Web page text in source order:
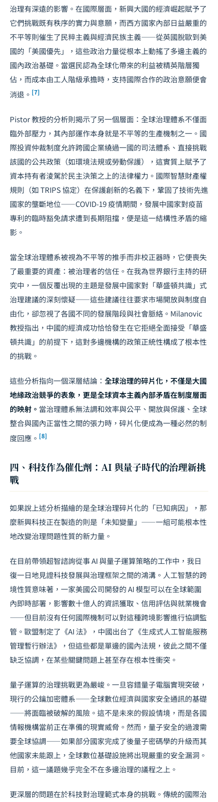
治理有深遠的影響。在國際層面，新興大國的經濟崛起賦予了
它們挑戰既有秩序的實力與意願，而西方國家內部日益嚴重的
不平等則催生了民粹主義與經濟民族主義——從英國脫歐到美
國的「美國優先」，這些政治力量從根本上動搖了多邊主義的
國內政治基礎。當選民認為全球化帶來的利益被精英階層獨
佔，而成本由工人階級承擔時，支持國際合作的政治意願便會
消退。 [7]
Pistor 教授的分析則揭示了另一個層面：全球治理體系不僅面
臨外部壓力，其內部運作本身就是不平等的生產機制之一。國
際投資仲裁制度允許跨國企業繞過一國的司法體系、直接挑戰
該國的公共政策（如環境法規或勞動保護），這實質上賦予了
資本持有者淩駕於民主決策之上的法律權力。國際智慧財產權
規則（如 TRIPS 協定）在保護創新的名義下，鞏固了技術先進
國家的壟斷地位——COVID-19 疫情期間，發展中國家對疫苗
專利的臨時豁免請求遭到長期阻擋，便是這一結構性矛盾的縮
影。
當全球治理體系被視為不平等的推手而非校正器時，它便喪失
了最重要的資產：被治理者的信任。在我為世界銀行主持的研
究中，一個反覆出現的主題是發展中國家對「華盛頓共識」式
治理建議的深刻懷疑——這些建議往往要求市場開放與制度自
由化，卻忽視了各國不同的發展階段與社會脈絡。Milanovic
教授指出，中國的經濟成功恰恰發生在它拒絕全面接受「華盛
頓共識」的前提下，這對多邊機構的政策正統性構成了根本性
的挑戰。
這些分析指向一個深層結論： 全球治理的碎片化，不僅是大國
地緣政治競爭的表象，更是全球資本主義內部矛盾在制度層面
的映射。 當治理體系無法調和效率與公平、開放與保護、全球
整合與國內正當性之間的張力時，碎片化便成為一種必然的制
度回應。 [8]
四、科技作為催化劑：AI 與量子時代的治理新挑
戰
如果說上述分析描繪的是全球治理碎片化的「已知病因」，那
麼新興科技正在製造的則是「未知變量」——一組可能根本性
地改變治理問題性質的新力量。
在目前帶領超智諮詢從事 AI 與量子運算策略的工作中，我日
復一日地見證科技發展與治理框架之間的鴻溝。人工智慧的跨
境性質意味著，一家美國公司開發的 AI 模型可以在全球範圍
內即時部署，影響數十億人的資訊獲取、信用評估與就業機會
——但目前沒有任何國際機制可以對這種跨境影響進行協調監
管。歐盟制定了《AI 法》，中國出台了《生成式人工智能服務
管理暫行辦法》，但這些都是單邊的國內法規，彼此之間不僅
缺乏協調，在某些關鍵問題上甚至存在根本性衝突。
量子運算的治理挑戰更為嚴峻。一旦容錯量子電腦實現突破，
現行的公鑰加密體系——全球數位經濟與國家安全通訊的基礎
——將面臨被破解的風險。這不是未來的假設情境，而是各國
情報機構當前正在準備的現實威脅。然而，量子安全的過渡需
要全球協調——如果部分國家完成了後量子密碼學的升級而其
他國家未能跟上，全球數位基礎設施將出現嚴重的安全漏洞。
目前，這一議題幾乎完全不在多邊治理的議程之上。
更深層的問題在於科技對治理範式本身的挑戰。傳統的國際治